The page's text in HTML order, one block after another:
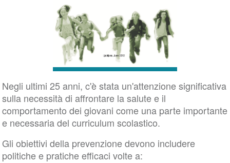
Negli ultimi 25 anni, c'è stata un'attenzione significativa
sulla necessità di affrontare la salute e il
comportamento dei giovani come una parte importante
e necessaria del curriculum scolastico.
Gli obiettivi della prevenzione devono includere
politiche e pratiche efficaci volte a: